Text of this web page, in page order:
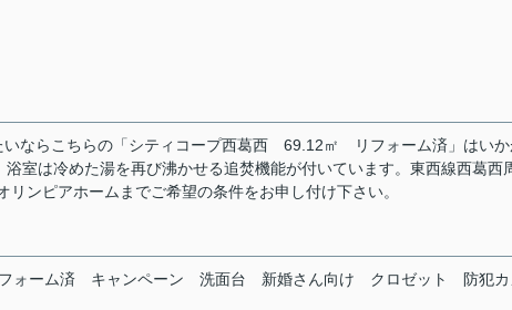
ならこちらの「シティコープ西葛西 69.12㎡ リフォーム済」はいか
室は冷めた湯を再び沸かせる追焚機能が付いています。東西線西葛西
ンピアホームまでご希望の条件をお申し付け下さい。
ォーム済 キャンペーン 洗面台 新婚さん向け クロゼット 防犯